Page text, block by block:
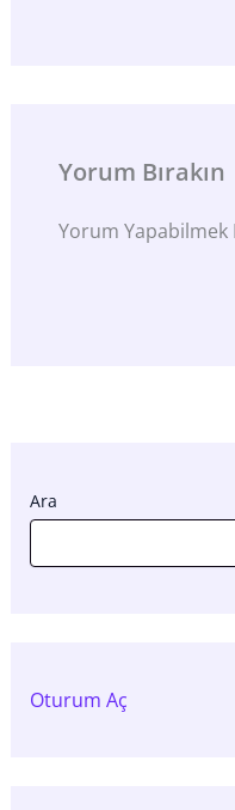
Yorum Bırakın
Yorum Yapabilmek
Ara
Oturum Aç